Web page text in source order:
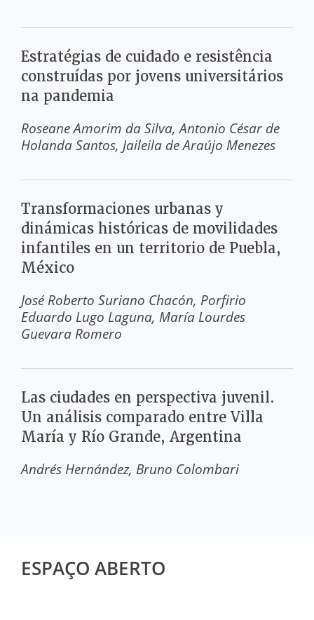
Estratégias de cuidado e resistência
construídas por jovens universitários
na pandemia
Roseane Amorim da Silva Antonio César de
Holanda Santos Jaileila de Araújo Menezes
Transformaciones urbanas y
dinámicas históricas de movilidades
infantiles en un territorio de Puebla,
México
José Roberto Suriano Chacón Porfirio
Eduardo Lugo Laguna María Lourdes
Guevara Romero
Las ciudades en perspectiva juvenil.
Un análisis comparado entre Villa
María y Río Grande, Argentina
Andrés Hernández Bruno Colombari
ESPAÇO ABERTO